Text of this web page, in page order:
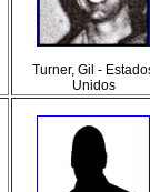
Turner, Gil -
Unidos